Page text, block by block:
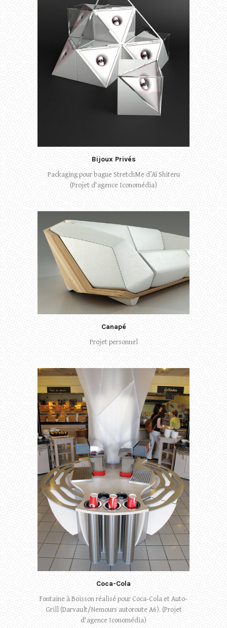
Bijoux Privés
Packaging pour bague StretchMe d’Aï Shiteru
(Projet d'agence Iconomédia)
Canapé
Projet personnel
Coca-Cola
Fontaine à Boisson réalisé pour Coca-Cola et Auto-
Grill (Darvault/Nemours autoroute A6). (Projet
d'agence Iconomédia)